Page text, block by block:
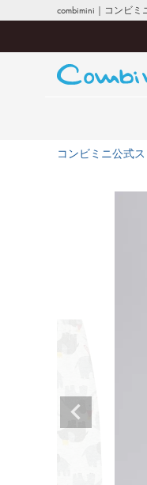
combimini｜コンビ
コンビミニ公式